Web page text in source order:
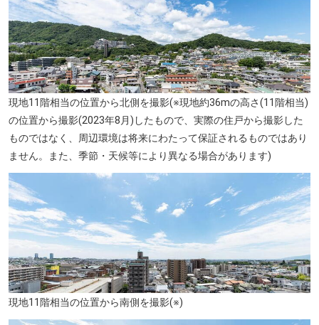
明治の森箕面 音羽山荘(徒歩8分)
現地11階相当の位置から北側を撮影(※現地約36mの高さ(11階相当)
の位置から撮影(2023年8月)したもので、実際の住戸から撮影した
ものではなく、周辺環境は将来にわたって保証されるものではあり
ません。また、季節・天候等により異なる場合があります)
現地11階相当の位置から南側を撮影(※)